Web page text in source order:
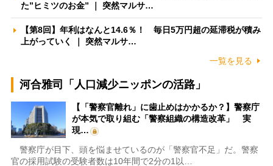
た”ヒミツのお金” ｜ 突然マルサ…
【第8回】年利はなんと14.6％！ 毎日5万円超の延滞税が積み
上がっていく ｜ 突然マルサ…
一覧を見る
河合雅司「人口減少ニッポンの活路」
【「警察官離れ」に歯止めはかかるか？】警察庁
が本気で取り組む「警察組織の構造改革」 実
現…
警察庁が目下、頭を悩ませているのが「警察官不足」だ。警察
官の採用試験の受験者数は10年間で2分の1以…